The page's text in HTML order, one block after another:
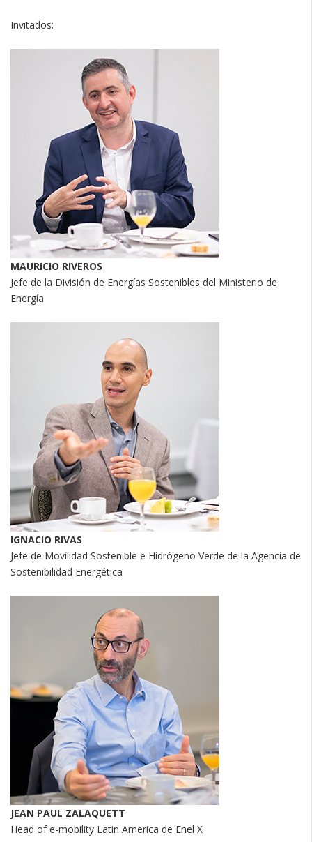
Invitados:
MAURICIO RIVEROS
Jefe de la División de Energías Sostenibles del Ministerio de
Energía
IGNACIO RIVAS
Jefe de Movilidad Sostenible e Hidrógeno Verde de la Agencia de
Sostenibilidad Energética
JEAN PAUL ZALAQUETT
Head of e-mobility Latin America de Enel X